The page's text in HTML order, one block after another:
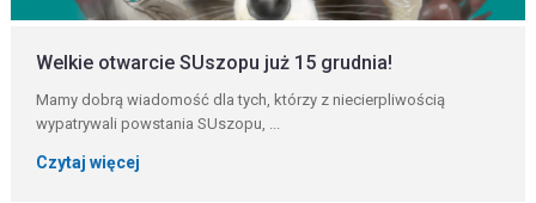
Welkie otwarcie SUszopu już 15 grudnia!
Mamy dobrą wiadomość dla tych, którzy z niecierpliwością
wypatrywali powstania SUszopu, ...
Czytaj więcej